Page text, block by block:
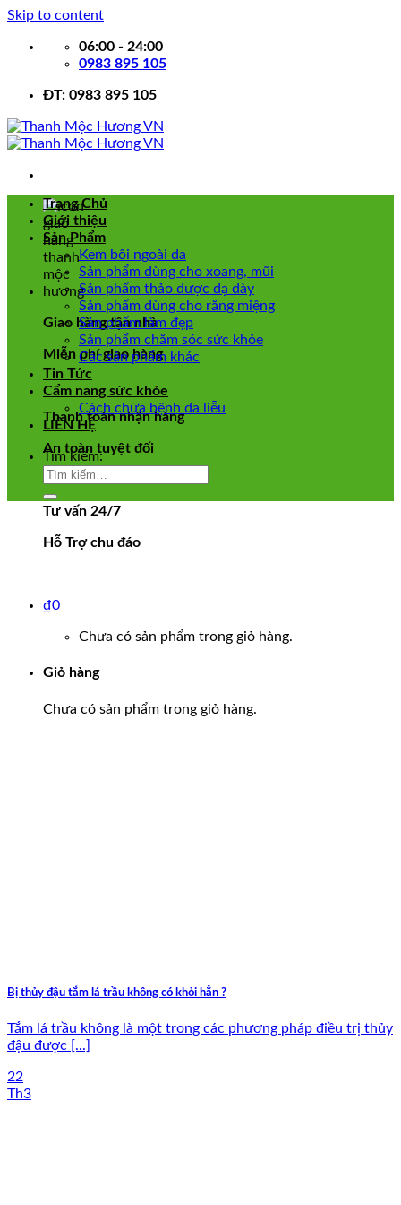
Skip to content
06:00 - 24:00
0983 895 105
ĐT: 0983 895 105
Giao hàng tận nhà
Miễn phí giao hàng
Thanh toàn nhận hàng
An toàn tuyệt đối
Tư vấn 24/7
Hỗ Trợ chu đáo
₫0
Chưa có sản phẩm trong giỏ hàng.
Giỏ hàng
Chưa có sản phẩm trong giỏ hàng.
Trang Chủ
Giới thiệu
Sản Phẩm
Kem bôi ngoài da
Sản phẩm dùng cho xoang, mũi
Sản phẩm thảo dược dạ dày
Sản phẩm dùng cho răng miệng
Sản phẩm làm đẹp
Sản phẩm chăm sóc sức khỏe
Các sản phẩm khác
Tin Tức
Cẩm nang sức khỏe
Cách chữa bệnh da liễu
LIÊN HỆ
Tìm kiếm:
Bị thủy đậu tắm lá trầu không có khỏi hẳn ?
Tắm lá trầu không là một trong các phương pháp điều trị thủy
đậu được [...]
22
Th3